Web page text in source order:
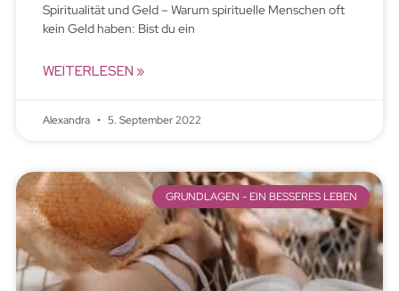
Spiritualität und Geld – Warum spirituelle Menschen oft
kein Geld haben: Bist du ein
WEITERLESEN »
Alexandra 5. September 2022
GRUNDLAGEN - EIN BESSERES LEBEN